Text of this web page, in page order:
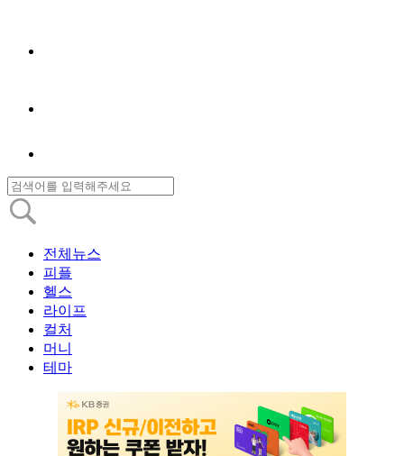
전체뉴스
피플
헬스
라이프
컬처
머니
테마